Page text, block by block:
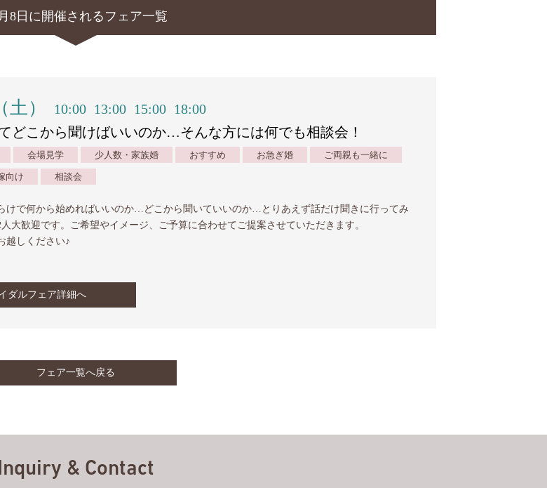
8日に開催されるフェア一覧
） 10:00 13:00 15:00 18:00
どこから聞けばいいのか…そんな方には何でも相談会！
会場見学 少人数・家族婚 おすすめ お急ぎ婚 ご両親も一緒に
向け 相談会
けで何から始めればいいのか…どこから聞いていいのか…とりあえず話だけ聞きに行ってみ
大歓迎です。ご希望やイメージ、ご予算に合わせてご提案させていただきます。
越しください♪
ダルフェア詳細へ
フェア一覧へ戻る
& Contact